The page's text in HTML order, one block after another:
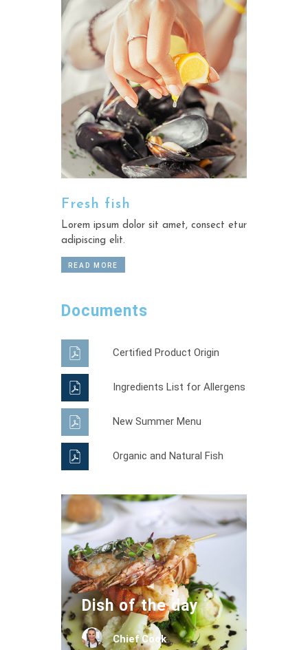
Fresh fish
Lorem ipsum dolor sit amet, consect etur
adipiscing elit.
READ MORE
Documents
Certified Product Origin
Ingredients List for Allergens
New Summer Menu
Organic and Natural Fish
Dish of the day
Chief Cook